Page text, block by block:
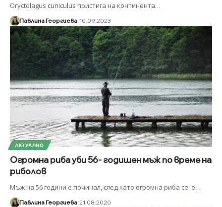
Oryctolagus cuniculus пристига на континента…
Павлина Георгиева 10.09.2023
АКТУАЛНО
Огромна риба уби 56- годишен мъж по време на
риболов
Мъж на 56 години е починал, след като огромна риба се е…
Павлина Георгиева 21.08.2020